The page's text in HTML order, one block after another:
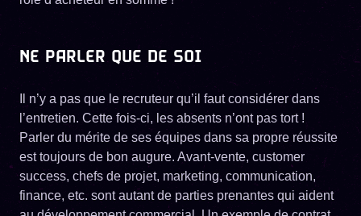
NE PARLER QUE DE SOI
Il n’y a pas que le recruteur qu’il faut considérer dans
l’entretien. Cette fois-ci, les absents n’ont pas tort !
Parler du mérite de ses équipes dans sa propre réussite
est toujours de bon augure. Avant-vente, customer
success, chefs de projet, marketing, communication,
finance, etc. sont autant de parties prenantes qui aident